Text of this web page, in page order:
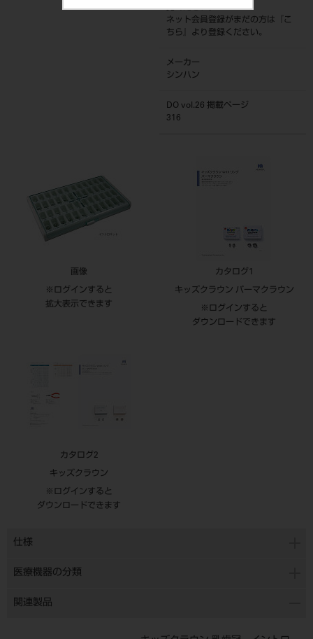
覧ください。
ネット会員登録がまだの方は『
こ
ちら
』より登録ください。
メーカー
シンハン
DO vol.26 掲載ページ
316
画像
※ログインすると
拡大表示できます
カタログ1
キッズクラウン パーマクラウン
※ログインすると
ダウンロードできます
カタログ2
キッズクラウン
※ログインすると
ダウンロードできます
仕様
医療機器の分類
関連製品